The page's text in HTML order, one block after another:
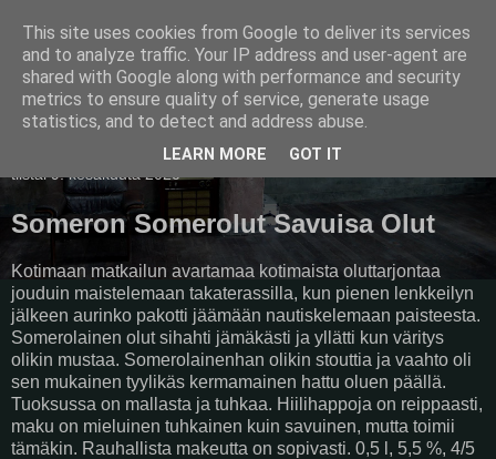
Pullollinen
tiistai 9. kesäkuuta 2020
Someron Somerolut Savuisa Olut
Kotimaan matkailun avartamaa kotimaista oluttarjontaa
jouduin maistelemaan takaterassilla, kun pienen lenkkeilyn
jälkeen aurinko pakotti jäämään nautiskelemaan paisteesta.
Somerolainen olut sihahti jämäkästi ja yllätti kun väritys
olikin mustaa. Somerolainenhan olikin stouttia ja vaahto oli
sen mukainen tyylikäs kermamainen hattu oluen päällä.
Tuoksussa on mallasta ja tuhkaa. Hiilihappoja on reippaasti,
maku on mieluinen tuhkainen kuin savuinen, mutta toimii
tämäkin. Rauhallista makeutta on sopivasti. 0,5 l, 5,5 %, 4/5
This site uses cookies from Google to deliver its services
and to analyze traffic. Your IP address and user-agent are
shared with Google along with performance and security
metrics to ensure quality of service, generate usage
statistics, and to detect and address abuse.
LEARN MORE GOT IT